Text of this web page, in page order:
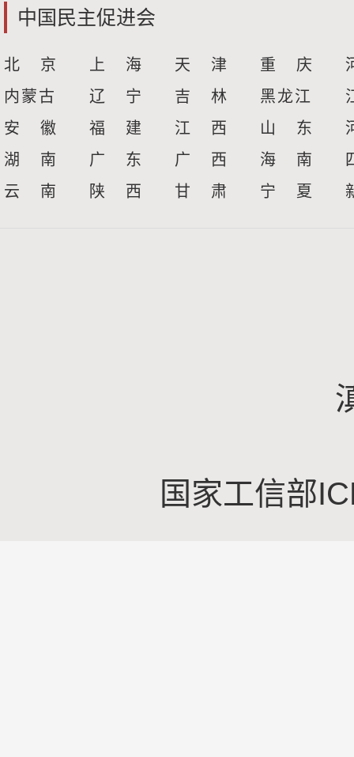
中国民主促进会
北 京 上 海 天 津 重 庆
内蒙古
辽 宁 吉 林 黑龙江
安 徽
福 建 江 西 山 东
湖 南
广 东 广 西 海 南
云 南
陕 西 甘 肃 宁 夏
国家工信部